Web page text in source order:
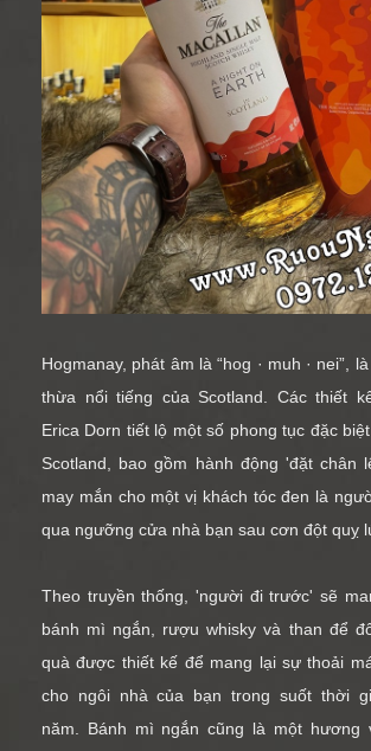
Hogmanay, phát âm là “hog · muh · nei”,
thừa nổi tiếng của Scotland. Các thiết
Erica Dorn tiết lộ một số phong tục đặc
Scotland, bao gồm hành động 'đặt chân
may mắn cho một vị khách tóc đen là
qua ngưỡng cửa nhà bạn sau cơn đột quỵ
Theo truyền thống, 'người đi trước' sẽ
bánh mì ngắn, rượu whisky và than để
quà được thiết kế để mang lại sự thoải
cho ngôi nhà của bạn trong suốt thời
năm. Bánh mì ngắn cũng là một hương